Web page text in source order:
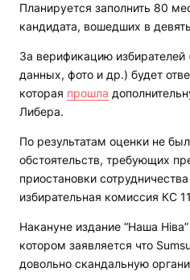
Планируется заполнить 80
кандидата, вошедших в
За верификацию
данных, фото и др.) будет
которая прошла
Либера.
По результатам оценки не
обстоятельств, требующих
приостановки
избирательная комиссия КС
Накануне издание “Наша Ніва”
котором заявляется что
довольно скандальную